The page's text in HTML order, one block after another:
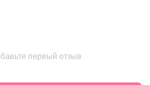
первый отзыв